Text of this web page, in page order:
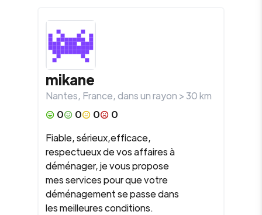
mikane
Nantes, France, dans un rayon >30km
0
0 0
0
Fiable, sérieux,efficace,
respectueux de vos affaires à
déménager, je vous propose
mes services pour que votre
déménagement se passe dans
les meilleures conditions.